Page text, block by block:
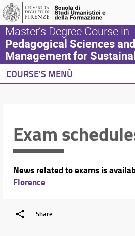
Master’s Degree Course in
Pedagogical Sciences
Management for
COURSE'S MENÙ
Orientation
Internationalization
Events and Initiatives
Exam
News related to exams is
Florence
Share